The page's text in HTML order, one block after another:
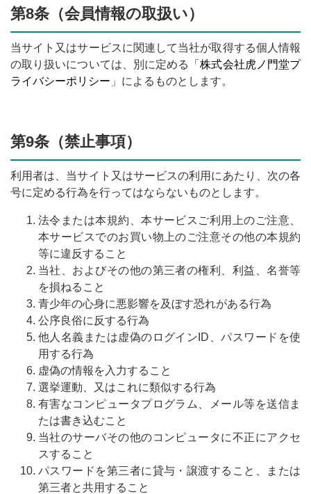
第8条（会員情報の取扱い）
当サイト又はサービスに関連して当社が取得する個人情報
の取り扱いについては、別に定める「株式会社虎ノ門堂プ
ライバシーポリシー 」によるものとします。
第9条（禁止事項）
利用者は、当サイト又はサービスの利用にあたり、次の各
号に定める行為を行ってはならないものとします。
法令または本規約、本サービスご利用上のご注意、
本サービスでのお買い物上のご注意その他の本規約
等に違反すること
当社、およびその他の第三者の権利、利益、名誉等
を損ねること
青少年の心身に悪影響を及ぼす恐れがある行為
公序良俗に反する行為
他人名義または虚偽のログインID、パスワードを使
用する行為
虚偽の情報を入力すること
選挙運動、又はこれに類似する行為
有害なコンピュータプログラム、メール等を送信ま
たは書き込むこと
当社のサーバその他のコンピュータに不正にアクセ
スすること
パスワードを第三者に貸与・譲渡すること、または
第三者と共用すること